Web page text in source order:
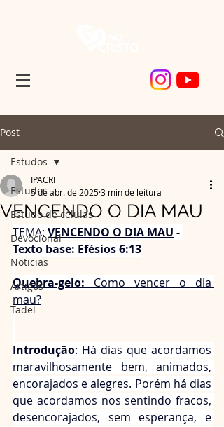
Post
Estudos
Estudo de células
Devocional
Noticias
Artigos
Tadel
Estudos
VENCENDO O DIA MAU
IPACRI
5 de abr. de 20253 min de leitura
TEMA: VENCENDO O DIA MAU -
Texto base: Efésios 6:13
Quebra-gelo: Como vencer o dia
mau?
Introdução: Há dias que acordamos
maravilhosamente bem, animados,
encorajados e alegres. Porém há dias
que acordamos nos sentindo fracos,
desencorajados, sem esperança, e